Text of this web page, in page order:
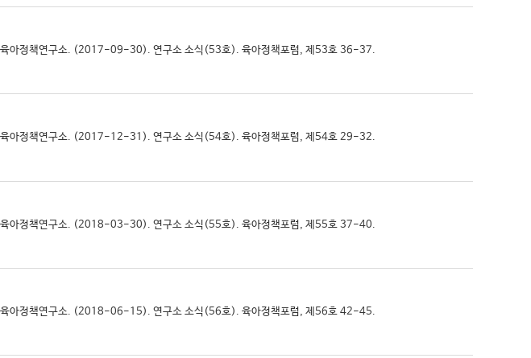
육아정책연구소. (2017-09-30). 연구소 소식(53호). 육아정책포럼, 제53호 36-37.
육아정책연구소. (2017-12-31). 연구소 소식(54호). 육아정책포럼, 제54호 29-32.
육아정책연구소. (2018-03-30). 연구소 소식(55호). 육아정책포럼, 제55호 37-40.
육아정책연구소. (2018-06-15). 연구소 소식(56호). 육아정책포럼, 제56호 42-45.